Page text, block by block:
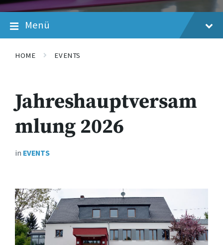
Menü
HOME EVENTS
Jahreshauptversam
mlung 2026
in EVENTS